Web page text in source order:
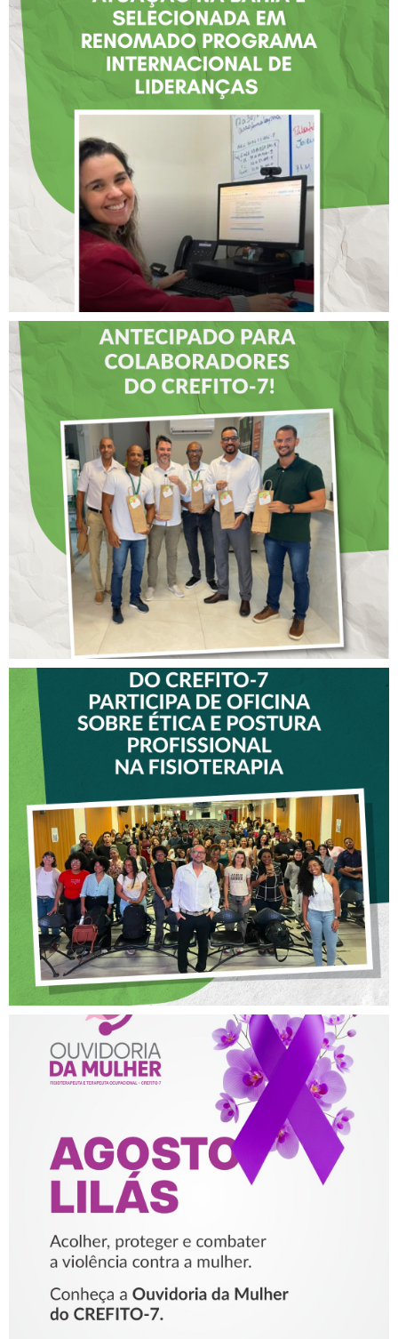
FISIOTERAPEUTA COM
ATUAÇÃO NA BAHIA É
SELECIONADA EM
RENOMADO PROGRAMA
INTERNACIONAL DE
LIDERANÇAS
DIA DOS PAIS É
ANTECIPADO PARA
COLABORADORES DO
CREFITO-7
VICE-PRESIDENTE DO
CREFITO-7 PARTICIPA DE
OFICINA SOBRE ÉTICA E
POSTURA PROFISSIONAL
NA FISIOTERAPIA
AGOSTO LILÁS – ACOLHER,
PROTEGER E COMBATER A
VIOLÊNCIA CONTRA A
MULHER